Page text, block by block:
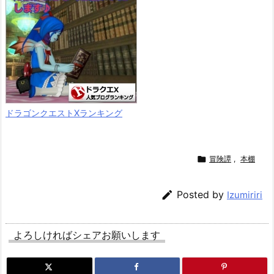
ドラゴンクエストXランキング
 冒険譚 , 本棚
 Posted by Izumiriri
よろしければシェアお願いします